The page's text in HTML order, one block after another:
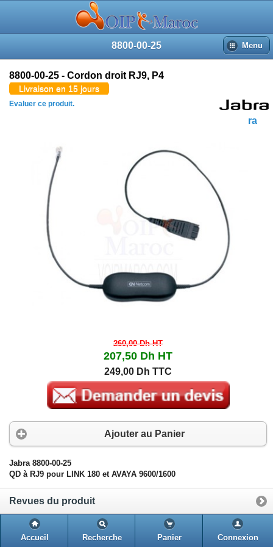
8800-00-25 Menu
Jabra
8800-00-25 - Cordon droit RJ9, P4
Livraison en 15 jours
Evaluer ce produit.
260,00 DhHT
207,50 Dh HT
249,00 Dh TTC
Ajouter au Panier
Jabra 8800-00-25
QD à RJ9 pour LINK 180 et AVAYA 9600/1600
Revues du produit
Accueil Recherche Panier Connexion